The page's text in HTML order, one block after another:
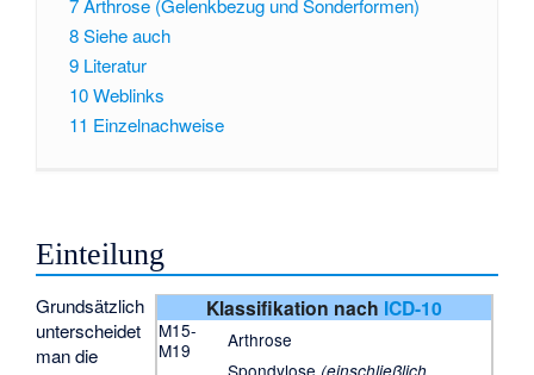
7Arthrose (Gelenkbezug und Sonderformen)
8Siehe auch
9 Literatur
10Weblinks
11 Einzelnachweise
Einteilung
Klassifikation nach ICD-10
M15-
M19
Arthrose
Grundsätzlich
unterscheidet
man die